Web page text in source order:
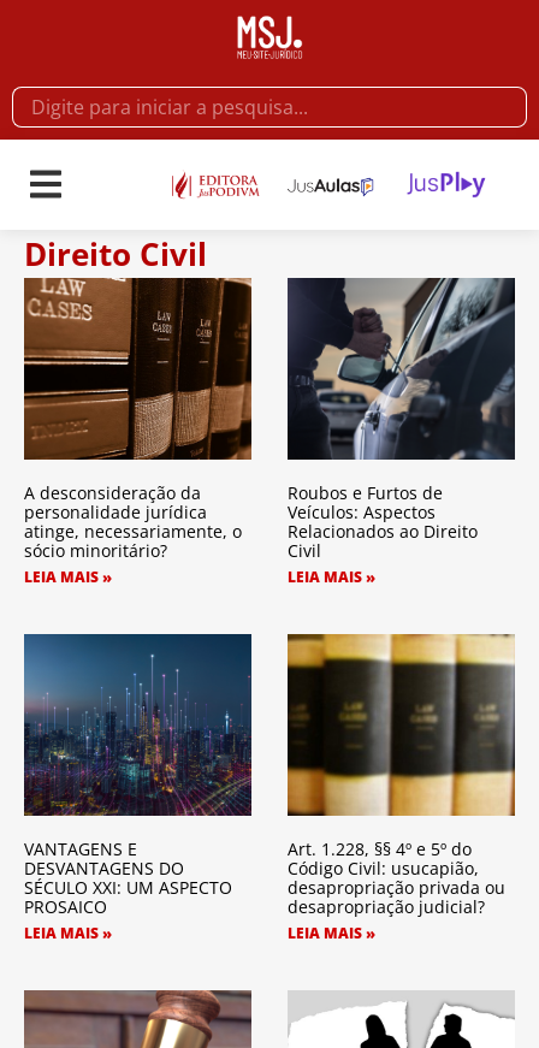
Direito Civil
A desconsideração da
personalidade jurídica
atinge, necessariamente, o
sócio minoritário?
LEIA MAIS »
Roubos e Furtos de
Veículos: Aspectos
Relacionados ao Direito
Civil
LEIA MAIS »
VANTAGENS E
DESVANTAGENS DO
SÉCULO XXI: UM ASPECTO
PROSAICO
LEIA MAIS »
Art. 1.228, §§ 4º e 5º do
Código Civil: usucapião,
desapropriação privada ou
desapropriação judicial?
LEIA MAIS »